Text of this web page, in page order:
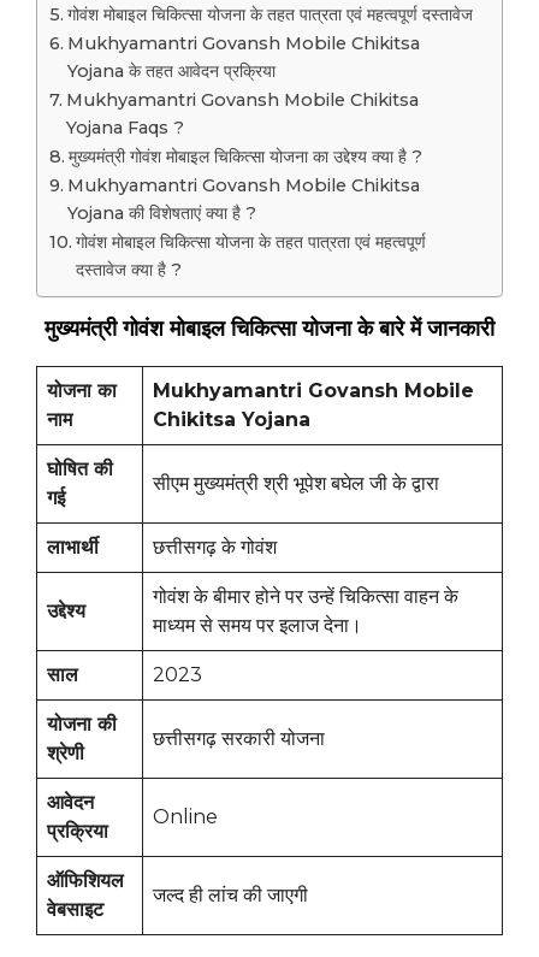
गोवंश मोबाइल चिकित्सा योजना के तहत पात्रता एवं महत्वपूर्ण दस्तावेज
Mukhyamantri Govansh Mobile Chikitsa
Yojana के तहत आवेदन प्रक्रिया
Mukhyamantri Govansh Mobile Chikitsa
Yojana Faqs ?
मुख्यमंत्री गोवंश मोबाइल चिकित्सा योजना का उद्देश्य क्या है ?
Mukhyamantri Govansh Mobile Chikitsa
Yojana की विशेषताएं क्या है ?
गोवंश मोबाइल चिकित्सा योजना के तहत पात्रता एवं महत्वपूर्ण
दस्तावेज क्या है ?
मुख्यमंत्री गोवंश मोबाइल चिकित्सा योजना के बारे में जानकारी
योजना का
नाम
Mukhyamantri Govansh Mobile
Chikitsa Yojana
घोषित की
गई
सीएम मुख्यमंत्री श्री भूपेश बघेल जी के द्वारा
लाभार्थी छत्तीसगढ़ के गोवंश
उद्देश्य
गोवंश के बीमार होने पर उन्हें चिकित्सा वाहन के
माध्यम से समय पर इलाज देना।
साल 2023
योजना की
श्रेणी
छत्तीसगढ़ सरकारी योजना
आवेदन
प्रक्रिया
Online
ऑफिशियल
वेबसाइट
जल्द ही लांच की जाएगी